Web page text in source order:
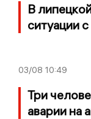
В
ситуации
03/08 10:49
Три
аварии на